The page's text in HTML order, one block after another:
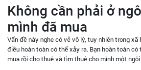
Không cần phải ở
mình đã mua
Vấn đề này nghe có vẻ vô lý, tuy nhiên trong
điều hoàn toàn có thể xảy ra. Bạn hoàn toàn
mua rồi cho thuê và tìm thuê cho mình một